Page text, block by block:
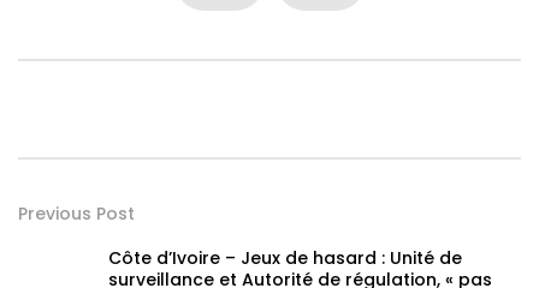
Previous Post
Côte d’Ivoire – Jeux de hasard : Unité de
surveillance et Autorité de régulation, « pas